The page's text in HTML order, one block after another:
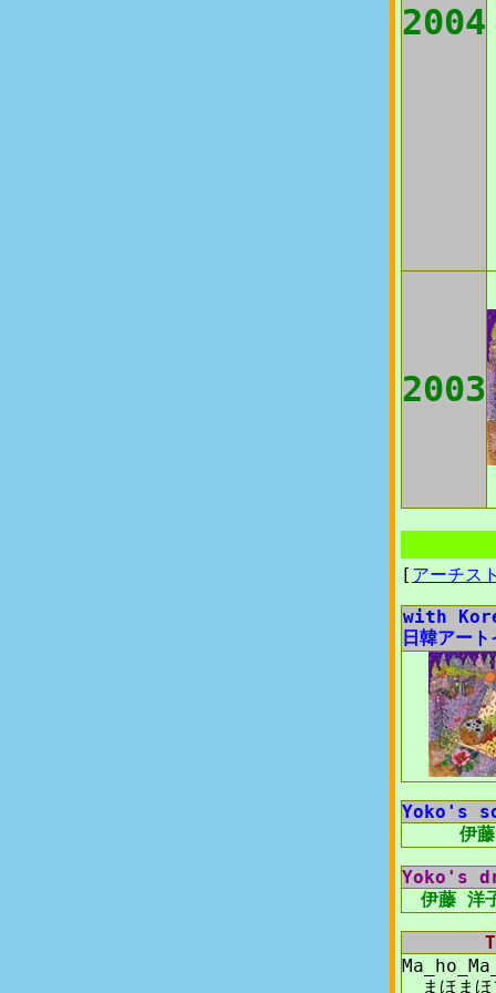
2004
2003
[ アーチス
with
日韓アー
Yoko's
伊
Yoko's
伊藤 洋
まほま